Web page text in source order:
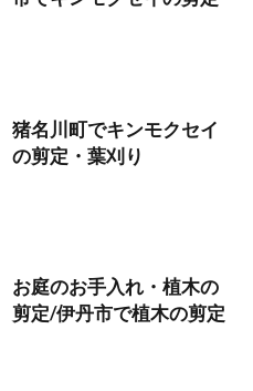
猪名川町でキンモクセイ
の剪定・葉刈り
お庭のお手入れ・植木の
剪定/伊丹市で植木の剪定